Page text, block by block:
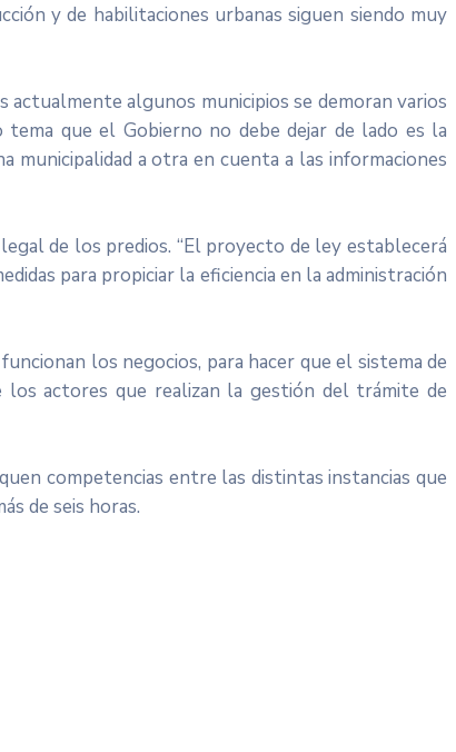
y de habilitaciones urbanas siguen siendo muy
actualmente algunos municipios se demoran varios
que el Gobierno no debe dejar de lado es la
municipalidad a otra en cuenta a las informaciones
de los predios. “El proyecto de ley establecerá
para propiciar la eficiencia en la administración
los negocios, para hacer que el sistema de
los actores que realizan la gestión del trámite de
competencias entre las distintas instancias que
de seis horas.